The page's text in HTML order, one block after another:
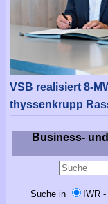
VSB realisiert 8-
thyssenkrupp
Business-
Suche in IWR